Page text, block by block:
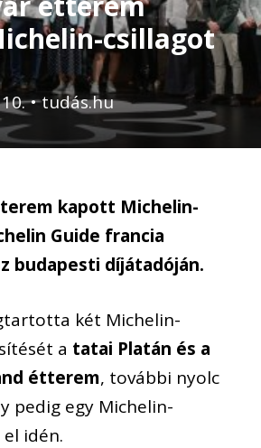
csillagot
•tudás.hu
kapott Michelin-
Guide francia
budapesti díjátadóján.
két Michelin-
a tatai Platán és a
étterem, további nyolc
pedig egy Michelin-
idén.